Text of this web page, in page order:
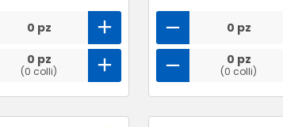
0 pz
0 pz
(0 colli)
0 pz
0 pz
(0 colli)